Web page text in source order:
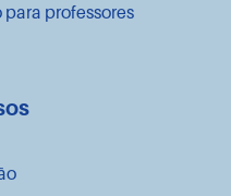
professores